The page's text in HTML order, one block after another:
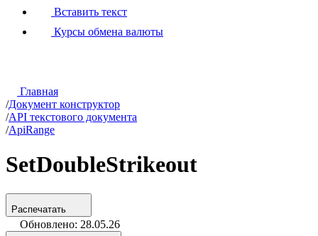
Вставить текст
Курсы обмена валюты
Главная
/Документ конструктор
/API текстового документа
/ApiRange
SetDoubleStrikeout
Распечатать
Обновлено: 28.05.26